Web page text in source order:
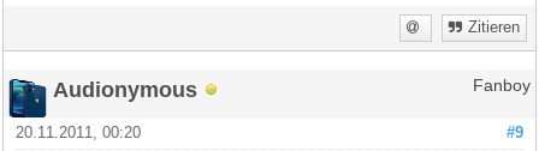
Zitieren
Audionymous Fanboy
#9
20.11.2011, 00:20